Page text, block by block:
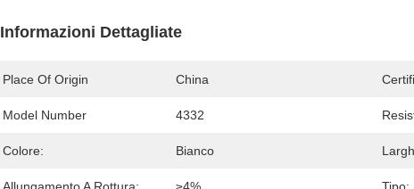
Informazioni Dettagliate
Place Of Origin China
Model Number 4332
Colore: Bianco